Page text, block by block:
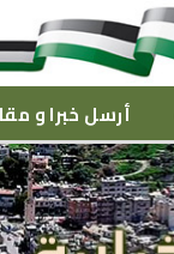
أرسل خبرا و